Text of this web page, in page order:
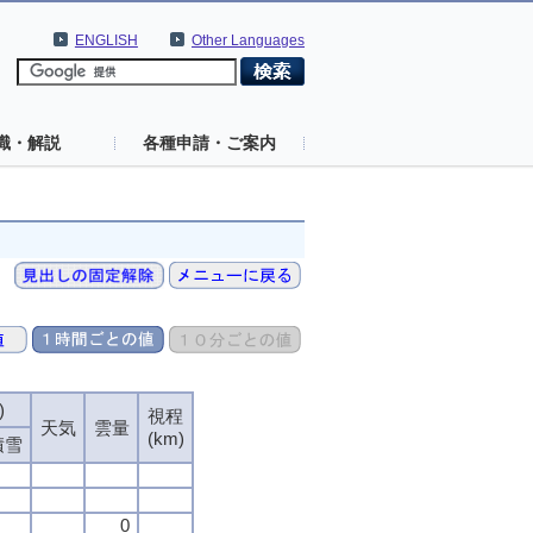
Other Languages
ENGLISH
・解説 各種申請・ご案内
天気
雲量
視程
(km)
雪
0
天気
雲量
視程
(km)
雪
0
天気
雲量
視程
(km)
雪
0
天気
雲量
視程
(km)
雪
0